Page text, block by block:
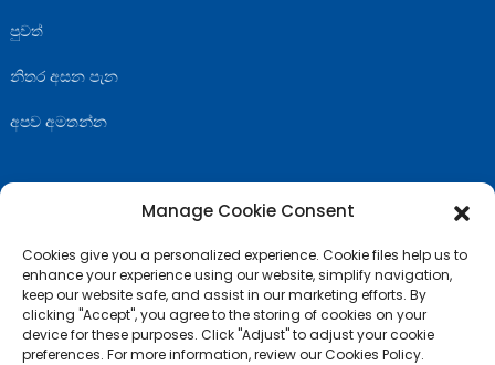
පුවත්
නිතර අසන පැන
අපව අමතන්න
Manage Cookie Consent
Cookies give you a personalized experience. Cookie files help us to
enhance your experience using our website, simplify navigation,
keep our website safe, and assist in our marketing efforts. By
clicking "Accept", you agree to the storing of cookies on your
device for these purposes. Click "Adjust" to adjust your cookie
preferences. For more information, review our Cookies Policy.